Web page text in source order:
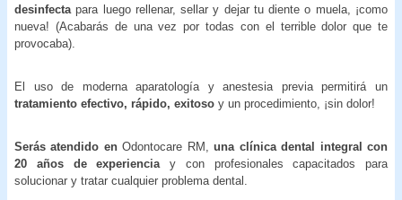
desinfecta para luego rellenar, sellar y dejar tu diente o muela, ¡como
nueva! (Acabarás de una vez por todas con el terrible dolor que te
provocaba).
El uso de moderna aparatología y anestesia previa permitirá un
tratamiento efectivo, rápido, exitoso y un procedimiento, ¡sin dolor!
Serás atendido enOdontocare RM,una clínica dental integral con
20 años de experiencia y con profesionales capacitados para
solucionar y tratar cualquier problema dental.